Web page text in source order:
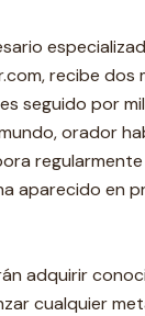
recibe dos
seguido por
orador
aparecido en
adquirir
cualquier